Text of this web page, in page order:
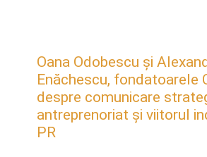
Oana Odobescu și
Enăchescu, fondatoarele
despre comunicare
antreprenoriat și viitorul
PR